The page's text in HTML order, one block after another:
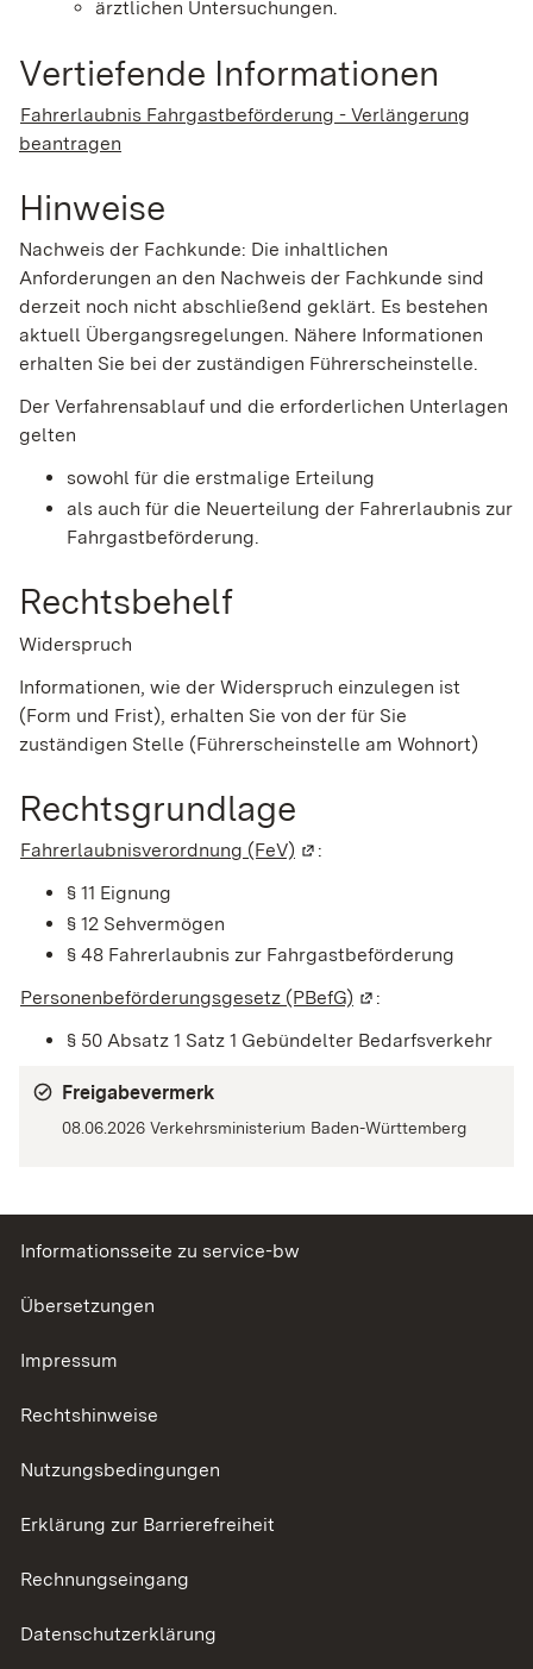
ärztlichen Untersuchungen.
Vertiefende Informationen
Fahrerlaubnis Fahrgastbeförderung - Verlängerung
beantragen
Hinweise
Nachweis der Fachkunde: Die inhaltlichen
Anforderungen an den Nachweis der Fachkunde sind
derzeit noch nicht abschließend geklärt. Es bestehen
aktuell Übergangsregelungen. Nähere Informationen
erhalten Sie bei der zuständigen Führerscheinstelle.
Der Verfahrensablauf und die erforderlichen Unterlagen
gelten
sowohl für die erstmalige Erteilung
als auch für die Neuerteilung der Fahrerlaubnis zur
Fahrgastbeförderung.
Rechtsbehelf
Widerspruch
Informationen, wie der Widerspruch einzulegen ist
(Form und Frist), erhalten Sie von der für Sie
zuständigen Stelle (Führerscheinstelle am Wohnort)
Rechtsgrundlage
Fahrerlaubnisverordnung (FeV) (Wird in einem neuen
:
§ 11 Eignung
§ 12 Sehvermögen
§ 48 Fahrerlaubnis zur Fahrgastbeförderung
Personenbeförderungsgesetz (PBefG) (Wird in einem
:
§ 50 Absatz 1 Satz 1 Gebündelter Bedarfsverkehr
Freigabevermerk
08.06.2026 Verkehrsministerium Baden-Württemberg
Informationsseite zu service-bw
Übersetzungen
Impressum
Rechtshinweise
Nutzungsbedingungen
Erklärung zur Barrierefreiheit
Rechnungseingang
Datenschutzerklärung